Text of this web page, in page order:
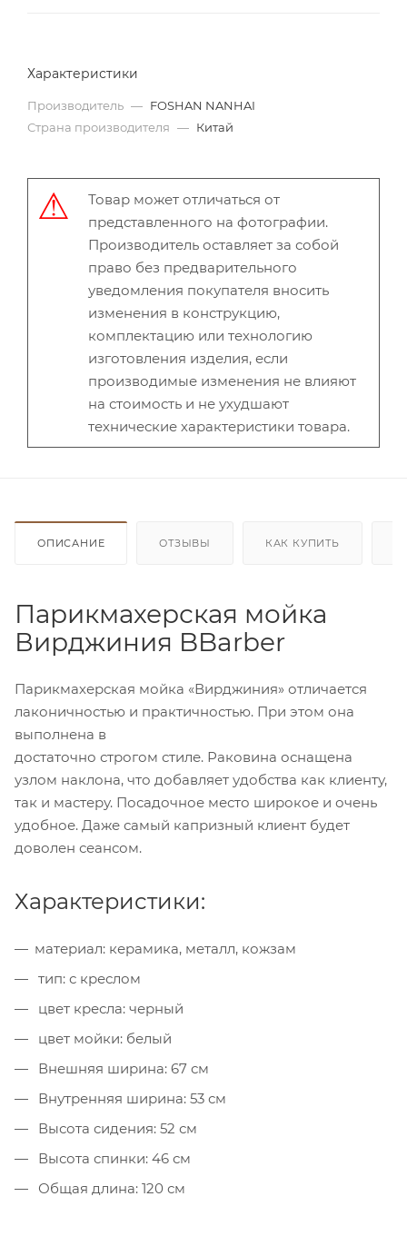
Характеристики
Производитель — FOSHAN NANHAI
Страна производителя — Китай
Товар может отличаться от
представленного на фотографии.
Производитель оставляет за собой
право без предварительного
уведомления покупателя вносить
изменения в конструкцию,
комплектацию или технологию
изготовления изделия, если
производимые изменения не влияют
на стоимость и не ухудшают
технические характеристики товара.
ОПИСАНИЕ ОТЗЫВЫ КАК КУПИТЬ
Парикмахерская мойка
Вирджиния BBarber
Парикмахерская мойка «Вирджиния» отличается
лаконичностью и практичностью. При этом она
выполнена в
достаточно строгом стиле. Раковина оснащена
узлом наклона, что добавляет удобства как клиенту,
так и мастеру. Посадочное место широкое и очень
удобное. Даже самый капризный клиент будет
доволен сеансом.
Характеристики:
материал: керамика, металл, кожзам
тип: с креслом
цвет кресла: черный
цвет мойки: белый
Внешняя ширина: 67 см
Внутренняя ширина: 53 см
Высота сидения: 52 см
Высота спинки: 46 см
Общая длина: 120 см